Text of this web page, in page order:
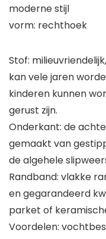
moderne stijl
vorm: rechthoek
Stof:
kan vele jaren
kinderen kunnen
gerust zijn.
Onderkant: de
gemaakt van
de algehele
Randband: vlakke
en gegarandeerd
parket of
Voordelen: